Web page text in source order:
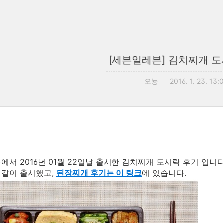
[세븐일레븐] 김치찌개 도
오뇽 2016. 1. 23.
서 2016년 01월 22일날 출시한 김치찌개 도시락 후기 입니
이 출시했고, 된장찌개 후기는 이 링크에 있습니다.